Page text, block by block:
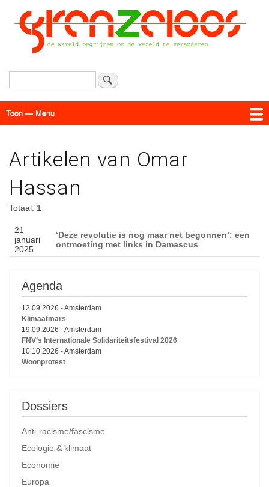
Overslaan
en
naar
de
Zoeken
Menu
Toon — Menu
Artikelen van Omar
Hassan
Totaal: 1
21
januari
2025
‘Deze revolutie is nog maar net begonnen’: een
ontmoeting met links in Damascus
Agenda
12.09.2026 -Amsterdam
Klimaatmars
19.09.2026 -Amsterdam
FNV’s Internationale Solidariteitsfestival 2026
10.10.2026 -Amsterdam
Woonprotest
Dossiers
Anti-racisme/fascisme
Ecologie & klimaat
Economie
Europa